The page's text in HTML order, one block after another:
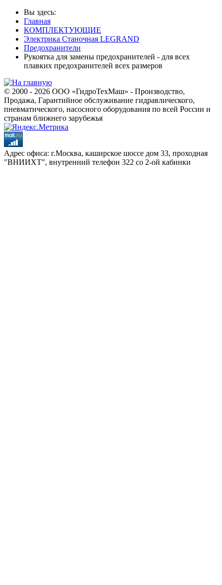
Вы здесь:
Главная
КОМПЛЕКТУЮЩИЕ
Электрика Станочная LEGRAND
Предохранители
Рукоятка для замены предохранителей - для всех
плавких предохранителей всех размеров
© 2000 - 2026 ООО «ГидроТехМаш» - Производство,
Продажа, Гарантийное обслуживание гидравлического,
пневматического, насосного оборудования по всей России и
странам ближнего зарубежья
Адрес офиса: г.Москва, каширское шоссе дом 33, проходная
"ВНИИХТ", внутренний телефон 322 со 2-ой кабинки